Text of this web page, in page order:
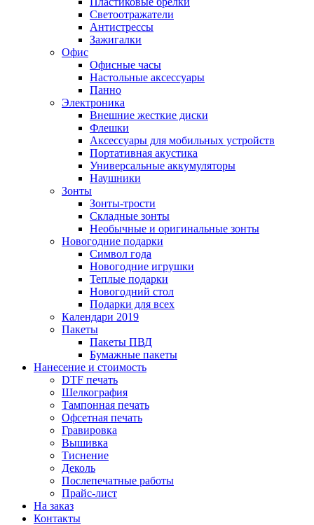
Светоотражатели
Антистрессы
Зажигалки
Офис
Офисные часы
Настольные аксессуары
Панно
Электроника
Внешние жесткие диски
Флешки
Аксессуары для мобильных устройств
Портативная акустика
Универсальные аккумуляторы
Наушники
Зонты
Зонты-трости
Складные зонты
Необычные и оригинальные зонты
Новогодние подарки
Символ года
Новогодние игрушки
Теплые подарки
Новогодний стол
Подарки для всех
Календари 2019
Пакеты
Пакеты ПВД
Бумажные пакеты
Нанесение и стоимость
DTF печать
Шелкография
Тампонная печать
Офсетная печать
Гравировка
Вышивка
Тиснение
Деколь
Послепечатные работы
Прайс-лист
На заказ
Контакты